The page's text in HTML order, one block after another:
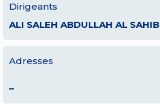
Dirigeants
ALI SALEH ABDULLAH AL SAHIB
Adresses
–